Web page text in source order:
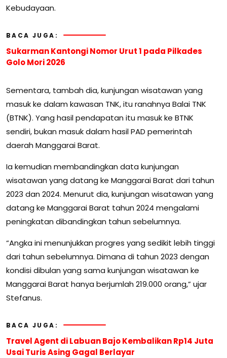
Kebudayaan.
BACA JUGA:
Sukarman Kantongi Nomor Urut 1 pada Pilkades
Golo Mori 2026
Sementara, tambah dia, kunjungan wisatawan yang
masuk ke dalam kawasan TNK, itu ranahnya Balai TNK
(BTNK). Yang hasil pendapatan itu masuk ke BTNK
sendiri, bukan masuk dalam hasil PAD pemerintah
daerah Manggarai Barat.
Ia kemudian membandingkan data kunjungan
wisatawan yang datang ke Manggarai Barat dari tahun
2023 dan 2024. Menurut dia, kunjungan wisatawan yang
datang ke Manggarai Barat tahun 2024 mengalami
peningkatan dibandingkan tahun sebelumnya.
“Angka ini menunjukkan progres yang sedikit lebih tinggi
dari tahun sebelumnya. Dimana di tahun 2023 dengan
kondisi dibulan yang sama kunjungan wisatawan ke
Manggarai Barat hanya berjumlah 219.000 orang,” ujar
Stefanus.
BACA JUGA:
Travel Agent di Labuan Bajo Kembalikan Rp14 Juta
Usai Turis Asing Gagal Berlayar